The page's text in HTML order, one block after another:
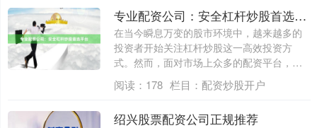
专业配资公司：安全杠杆炒股首选平台
在当今瞬息万变的股市环境中，越来越多的
投资者开始关注杠杆炒股这一高效投资方
式。然而，面对市场上众多的配资平台，如
何选择一....
阅读： 178 栏目： 配资炒股开户
绍兴股票配资公司正规推荐